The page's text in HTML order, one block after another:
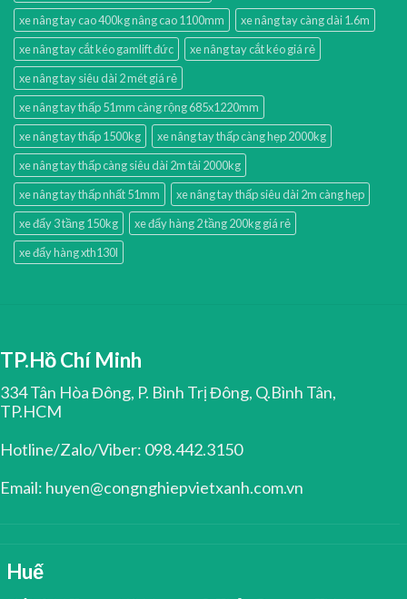
xe nâng tay cao 400kg nâng cao 1100mm
xe nâng tay càng dài 1.6m
xe nâng tay cắt kéo gamlift đức
xe nâng tay cắt kéo giá rẻ
xe nâng tay siêu dài 2 mét giá rẻ
xe nâng tay thấp 51mm càng rộng 685x1220mm
xe nâng tay thấp 1500kg
xe nâng tay thấp càng hẹp 2000kg
xe nâng tay thấp càng siêu dài 2m tải 2000kg
xe nâng tay thấp nhất 51mm
xe nâng tay thấp siêu dài 2m càng hẹp
xe đẩy 3 tầng 150kg
xe đẩy hàng 2 tầng 200kg giá rẻ
xe đẩy hàng xth130l
TP.Hồ Chí Minh
334 Tân Hòa Đông, P. Bình Trị Đông, Q.Bình Tân,
TP.HCM
Hotline/Zalo/Viber: 098.442.3150
Email: huyen@congnghiepvietxanh.com.vn
Huế